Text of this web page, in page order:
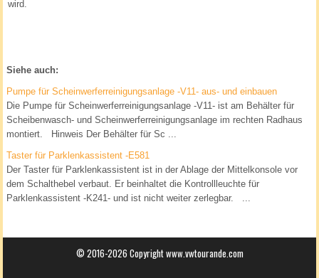
wird.
Siehe auch:
Pumpe für Scheinwerferreinigungsanlage -V11- aus- und einbauen
Die Pumpe für Scheinwerferreinigungsanlage -V11- ist am Behälter für
Scheibenwasch- und Scheinwerferreinigungsanlage im rechten Radhaus
montiert. Hinweis Der Behälter für Sc ...
Taster für Parklenkassistent -E581
Der Taster für Parklenkassistent ist in der Ablage der Mittelkonsole vor
dem Schalthebel verbaut. Er beinhaltet die Kontrollleuchte für
Parklenkassistent -K241- und ist nicht weiter zerlegbar. ...
© 2016-2026 Copyright www.vwtourande.com